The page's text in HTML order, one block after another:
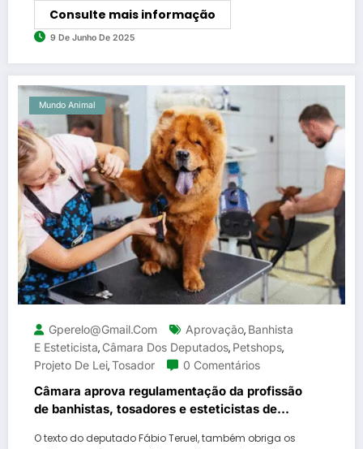
Consulte mais informação
9 De Junho De 2025
Mundo Animal
Gperelo@gmail.com Aprovação, Banhista
E Esteticista, Câmara Dos Deputados, Petshops,
Projeto De Lei,Tosador 0 Comentários
Câmara aprova regulamentação da profissão
de banhistas, tosadores e esteticistas de
O texto do deputado Fábio Teruel, também obriga os